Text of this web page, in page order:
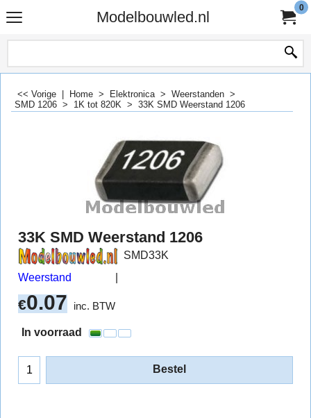
Modelbouwled.nl
0
<< Vorige Home > Elektronica> Weerstanden >
SMD 1206 > 1K tot 820K > 33K SMD Weerstand 1206
33K SMD Weerstand 1206
Weerstand
SMD33K
€0.07 inc. BTW
In voorraad
Bestel